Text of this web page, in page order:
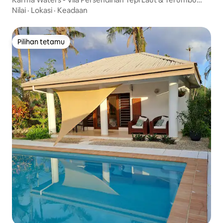
Karang
Nilai · Lokasi · Keadaan
Pilihan tetamu
Pilihan tetamu